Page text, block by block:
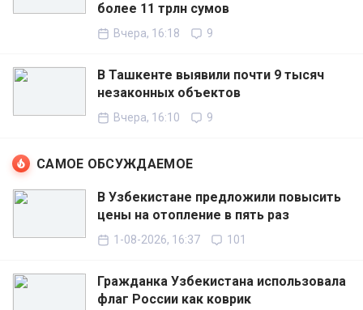
более 11 трлн сумов
Вчера, 16:18 9
В Ташкенте выявили почти 9 тысяч
незаконных объектов
Вчера, 16:10 9
САМОЕ ОБСУЖДАЕМОЕ
В Узбекистане предложили повысить
цены на отопление в пять раз
1-08-2026, 16:37 101
Гражданка Узбекистана использовала
флаг России как коврик